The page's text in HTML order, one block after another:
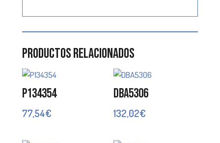
Productos relacionados
P134354
77,54€
DBA5306
132,02€